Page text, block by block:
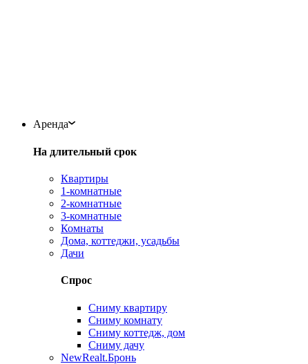
Аренда
На длительный срок
Квартиры
1-комнатные
2-комнатные
3-комнатные
Комнаты
Дома, коттеджи, усадьбы
Дачи
Спрос
Сниму квартиру
Сниму комнату
Сниму коттедж, дом
Сниму дачу
NewRealt.Бронь